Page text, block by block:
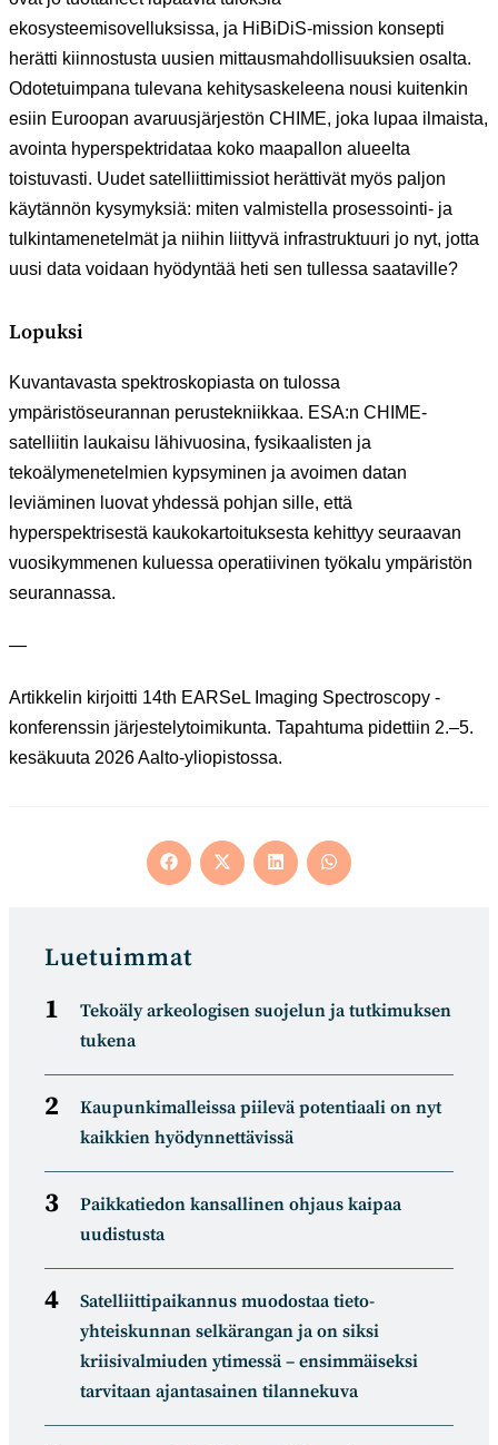
ekosysteemisovelluksissa, ja HiBiDiS-mission konsepti
herätti kiinnostusta uusien mittausmahdollisuuksien osalta.
Odotetuimpana tulevana kehitysaskeleena nousi kuitenkin
esiin Euroopan avaruusjärjestön CHIME, joka lupaa ilmaista,
avointa hyperspektridataa koko maapallon alueelta
toistuvasti. Uudet satelliittimissiot herättivät myös paljon
käytännön kysymyksiä: miten valmistella prosessointi- ja
tulkintamenetelmät ja niihin liittyvä infrastruktuuri jo nyt, jotta
uusi data voidaan hyödyntää heti sen tullessa saataville?
Lopuksi
Kuvantavasta spektroskopiasta on tulossa
ympäristöseurannan perustekniikkaa. ESA:n CHIME-
satelliitin laukaisu lähivuosina, fysikaalisten ja
tekoälymenetelmien kypsyminen ja avoimen datan
leviäminen luovat yhdessä pohjan sille, että
hyperspektrisestä kaukokartoituksesta kehittyy seuraavan
vuosikymmenen kuluessa operatiivinen työkalu ympäristön
seurannassa.
—
Artikkelin kirjoitti 14th EARSeL Imaging Spectroscopy -
konferenssin järjestelytoimikunta. Tapahtuma pidettiin 2.–5.
kesäkuuta 2026 Aalto-yliopistossa.
Opens
in
Opens
in
Opens
in
Opens
in
Luetuimmat
Tekoäly arkeologisen suojelun ja tutkimuksen
tukena
Kaupunkimalleissa piilevä potentiaali on nyt
kaikkien hyödynnettävissä
Paikkatiedon kansallinen ohjaus kaipaa
uudistusta
Satelliitti­paikannus muodostaa tieto­
yhteiskunnan selkä­rangan ja on siksi
kriisivalmiuden ytimessä – ensimmäiseksi
tarvitaan ajantasainen tilannekuva